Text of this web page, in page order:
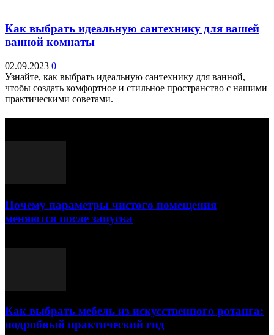
Как выбрать идеальную сантехнику для вашей
ванной комнаты
02.09.2023 0
Узнайте, как выбрать идеальную сантехнику для ванной,
чтобы создать комфортное и стильное пространство с нашими
практическими советами.
Почему параметры чистого помещения
меняются после запуска
Как выбрать мебель из искусственного ротанга:
подробный практический гид